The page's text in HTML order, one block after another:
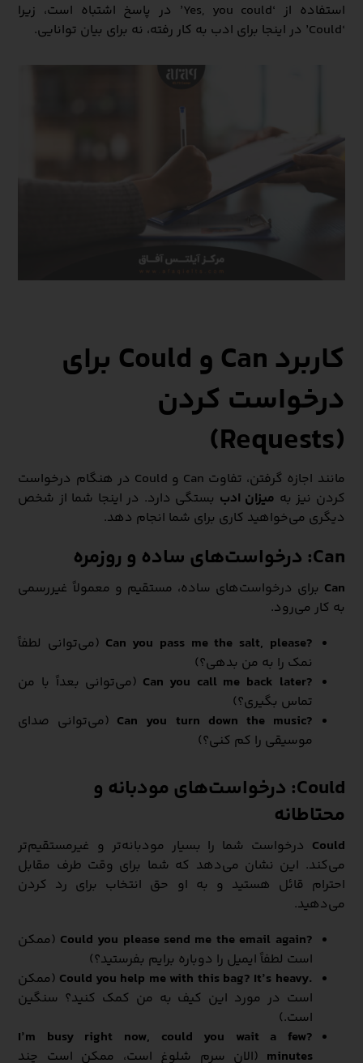
استفاده از ‘Yes, you could’ در پاسخ اشتباه است، زیرا
‘Could’ در اینجا برای ادب به کار رفته، نه برای بیان توانایی.
کاربرد Can و Could برای
درخواست کردن
(Requests)
مانند اجازه گرفتن، تفاوت Can و Could در هنگام درخواست
کردن نیز به میزان ادب بستگی دارد. در اینجا شما از شخص
دیگری می‌خواهید کاری برای شما انجام دهد.
Can: درخواست‌های ساده و روزمره
Can برای درخواست‌های ساده، مستقیم و معمولاً غیررسمی
به کار می‌رود.
?Can you pass me the salt, please
(می‌توانی لطفاً
نمک را به من بدهی؟)
?Can you call me back later
(می‌توانی بعداً با من
تماس بگیری؟)
?Can you turn down the music
(می‌توانی صدای
موسیقی را کم کنی؟)
Could: درخواست‌های مودبانه و
محتاطانه
Could درخواست شما را بسیار مودبانه‌تر و غیرمستقیم‌تر
می‌کند. این نشان می‌دهد که شما برای وقت طرف مقابل
احترام قائل هستید و به او حق انتخاب برای رد کردن
می‌دهید.
?Could you please send me the email again
(ممکن
است لطفاً ایمیل را دوباره برایم بفرستید؟)
.Could you help me with this bag? It’s heavy
(ممکن
است در مورد این کیف به من کمک کنید؟ سنگین
است.)
?I’m busy right now, could you wait a few
minutes (الان سرم شلوغ است، ممکن است چند